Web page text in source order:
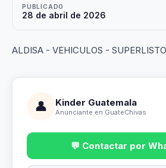
PUBLICADO
28 de abril de 2026
ALDISA - VEHICULOS -
👤 Kinder Guatemala
Anunciante en GuateChivas
💬 Contactar por